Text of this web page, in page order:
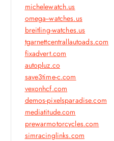
michelewatch.us
omega--watches.us
breitling-watches.us
tgarnettcentrallautoads.com
fixadvert.com
autopluz.co
save3time-c.com
vexonhcf.com
demos-pixelsparadise.com
mediatitude.com
prewarmotorcycles.com
simracinglinks.com